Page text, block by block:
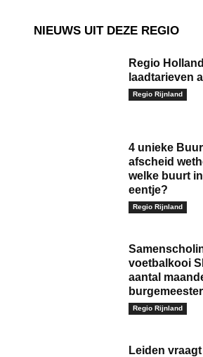
NIEUWS UIT DEZE REGIO
Regio
laadtarieven
Regio Rijnland
4 unieke
afscheid
welke buurt
eentje?
Regio Rijnland
voetbalkooi
aantal
Regio Rijnland
Leiden